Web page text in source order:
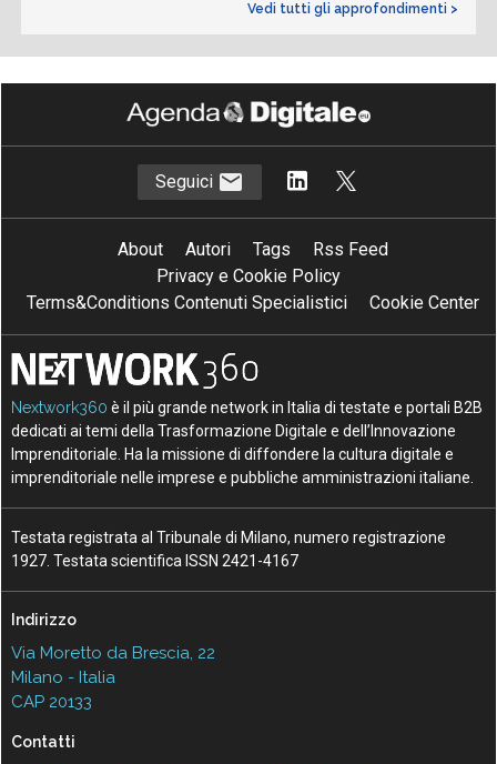
Vedi tutti gli approfondimenti >
Seguici
About Autori Tags
Rss Feed
Privacy e Cookie Policy
Terms&Conditions Contenuti Specialistici
Cookie Center
Nextwork360 è il più grande network in Italia di testate e portali B2B
dedicati ai temi della Trasformazione Digitale e dell’Innovazione
Imprenditoriale. Ha la missione di diffondere la cultura digitale e
imprenditoriale nelle imprese e pubbliche amministrazioni italiane.
Testata registrata al Tribunale di Milano, numero registrazione
1927. Testata scientifica ISSN 2421-4167
Indirizzo
Via Moretto da Brescia, 22
Milano - Italia
CAP 20133
Contatti